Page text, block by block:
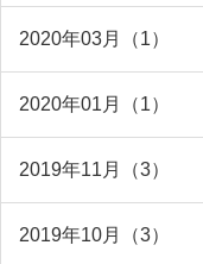
2020年03月（1）
2020年01月（1）
2019年11月（3）
2019年10月（3）